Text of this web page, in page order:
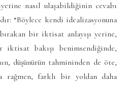
nasıl ulaşabildiğinin cevabı
“Böylece kendi idealizasyonuna
bırakan bir iktisat anlayışı yerine,
bakışı benimsendiğinde,
düşünürün tahmininden de öte,
rağmen, farklı bir yoldan daha